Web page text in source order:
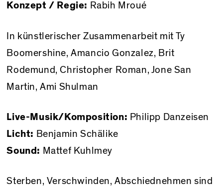
Konzept / Regie: Rabih Mroué
In künstlerischer Zusammenarbeit mit Ty
Boomershine, Amancio Gonzalez, Brit
Rodemund, Christopher Roman, Jone San
Martin, Ami Shulman
Live-Musik/Komposition: Philipp Danzeisen
Licht: Benjamin Schälike
Sound: Mattef Kuhlmey
Sterben, Verschwinden, Abschiednehmen sind